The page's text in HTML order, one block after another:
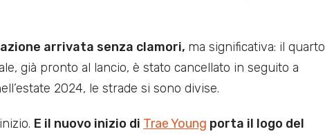
arrivata senza clamori, ma significativa: il quarto
già pronto al lancio, è stato cancellato in seguito a
2024, le strade si sono divise.
E il nuovo inizio di Trae Young porta il logo del